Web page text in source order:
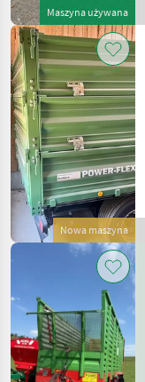
Maszyna używana
Nowa maszyna